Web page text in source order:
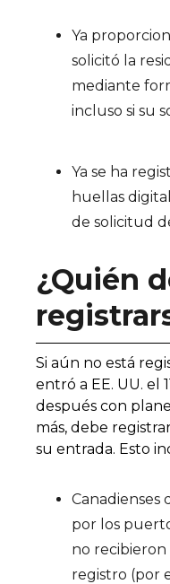
Ya
solicitó la
mediante
incluso si su
Ya se ha
huellas
de solicitud
¿Quién
Si aún no está
entró a EE. UU. el
después con
más, debe
su entrada. Esto
Canadienses
por los
no
registro (por